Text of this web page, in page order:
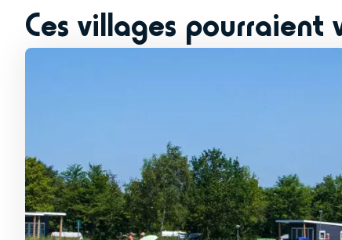
Ces villages pourraient